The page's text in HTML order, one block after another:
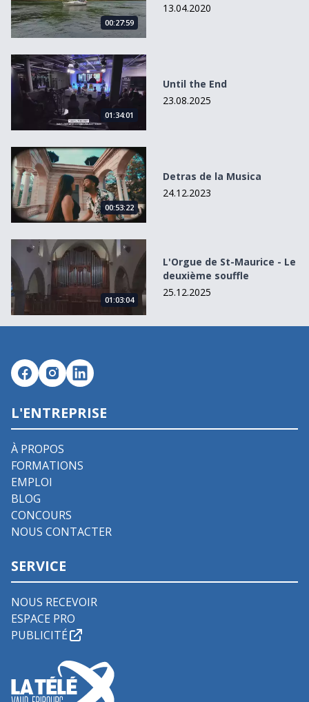
00:27:59
13.04.2020
Until the End
01:34:01
Until the End
23.08.2025
Detras de la Musica
00:53:22
Detras de la Musica
24.12.2023
L&#039;Orgue de St-Maurice - Le deuxième souffle
01:03:04
L'Orgue de St-Maurice - Le
deuxième souffle
25.12.2025
L'ENTREPRISE
À PROPOS
FORMATIONS
EMPLOI
BLOG
CONCOURS
NOUS CONTACTER
SERVICE
NOUS RECEVOIR
ESPACE PRO
PUBLICITÉ